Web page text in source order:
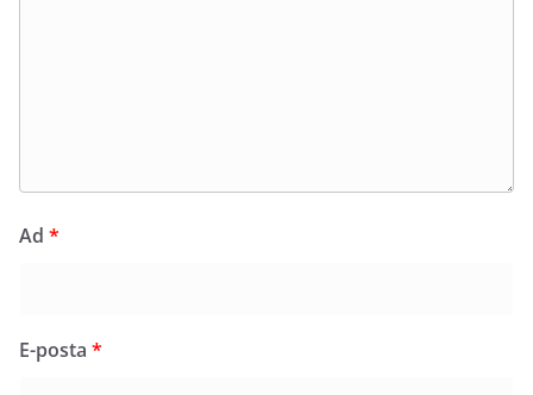
Ad *
E-posta *